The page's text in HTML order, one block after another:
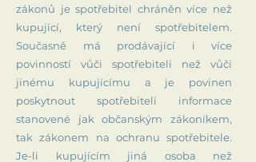
zákonů je spotřebitel chráněn více než
kupující, který není spotřebitelem.
Současně má prodávající i více
povinností vůči spotřebiteli než vůči
jinému kupujícímu a je povinen
poskytnout spotřebiteli informace
stanovené jak občanským zákoníkem,
tak zákonem na ochranu spotřebitele.
Je-li kupujícím jiná osoba než